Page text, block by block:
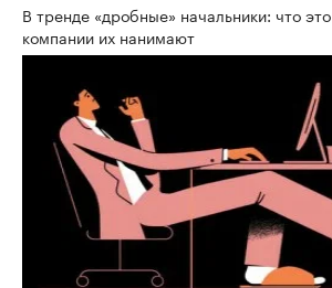
В тренде «дробные» начальники: что
компании их нанимают